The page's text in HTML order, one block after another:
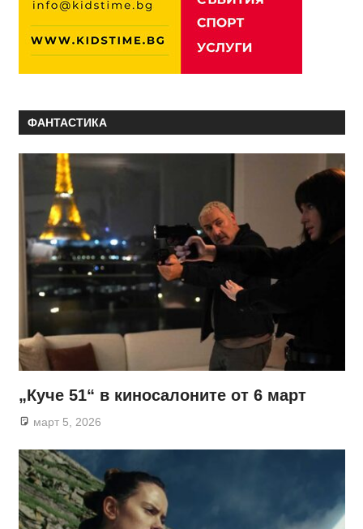
ФАНТАСТИКА
„Куче 51“ в киносалоните от 6 март
март 5, 2026